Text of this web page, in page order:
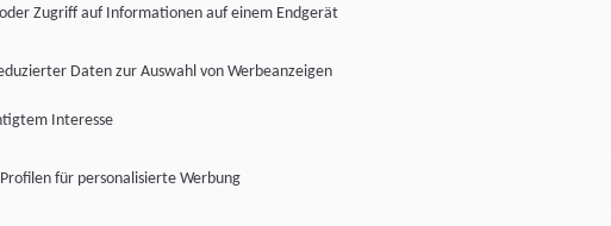
Zugriff auf Informationen auf einem Endgerät
Daten zur Auswahl von Werbeanzeigen
Interesse
für personalisierte Werbung